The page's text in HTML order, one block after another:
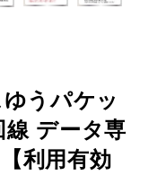
うパケッ
データ専
利用有効